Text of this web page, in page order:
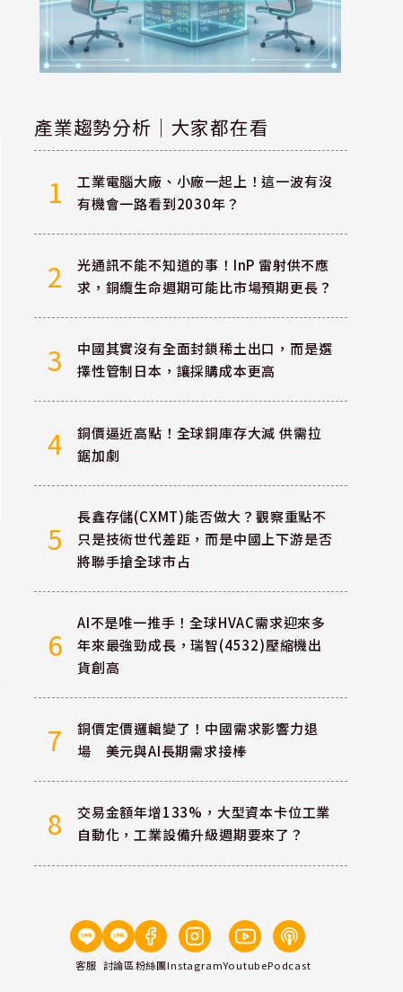
產業趨勢分析｜大家都在看
1
工業電腦大廠、小廠一起上！這一波有沒
有機會一路看到2030年？
2
光通訊不能不知道的事！InP 雷射供不應
求，銅纜生命週期可能比市場預期更長？
3
中國其實沒有全面封鎖稀土出口，而是選
擇性管制日本，讓採購成本更高
4
銅價逼近高點！全球銅庫存大減 供需拉
鋸加劇
5
長鑫存儲(CXMT)能否做大？觀察重點不
只是技術世代差距，而是中國上下游是否
將聯手搶全球市占
6
AI不是唯一推手！全球HVAC需求迎來多
年來最強勁成長，瑞智(4532)壓縮機出
貨創高
7
銅價定價邏輯變了！中國需求影響力退
場 美元與AI長期需求接棒
8
交易金額年增133%，大型資本卡位工業
自動化，工業設備升級週期要來了？
客服 討論區粉絲團InstagramYoutubePodcast